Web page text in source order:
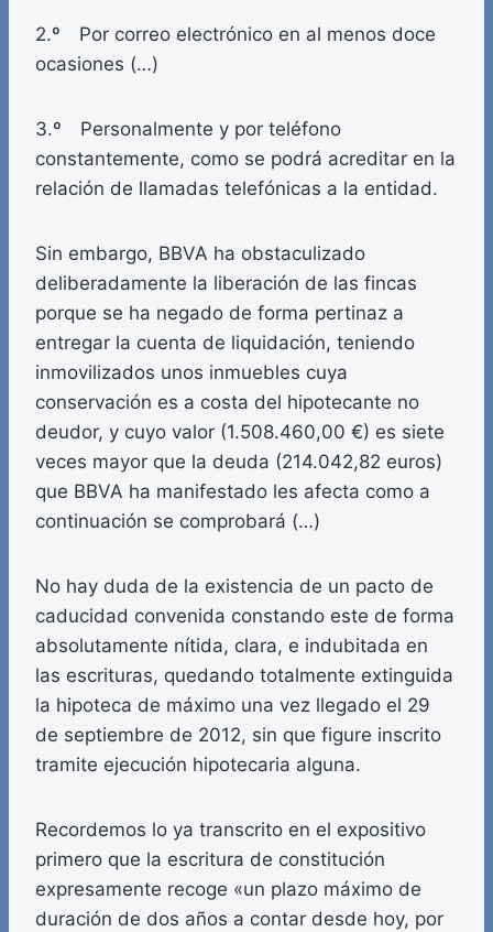
2.º Por correo electrónico en al menos doce
ocasiones (…)
3.º Personalmente y por teléfono
constantemente, como se podrá acreditar en la
relación de llamadas telefónicas a la entidad.
Sin embargo, BBVA ha obstaculizado
deliberadamente la liberación de las fincas
porque se ha negado de forma pertinaz a
entregar la cuenta de liquidación, teniendo
inmovilizados unos inmuebles cuya
conservación es a costa del hipotecante no
deudor, y cuyo valor (1.508.460,00 €) es siete
veces mayor que la deuda (214.042,82 euros)
que BBVA ha manifestado les afecta como a
continuación se comprobará (…)
No hay duda de la existencia de un pacto de
caducidad convenida constando este de forma
absolutamente nítida, clara, e indubitada en
las escrituras, quedando totalmente extinguida
la hipoteca de máximo una vez llegado el 29
de septiembre de 2012, sin que figure inscrito
tramite ejecución hipotecaria alguna.
Recordemos lo ya transcrito en el expositivo
primero que la escritura de constitución
expresamente recoge «un plazo máximo de
duración de dos años a contar desde hoy, por